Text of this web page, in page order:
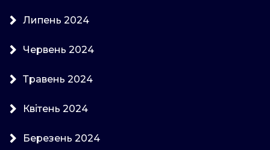
Липень 2024
Червень 2024
Травень 2024
Квітень 2024
Березень 2024